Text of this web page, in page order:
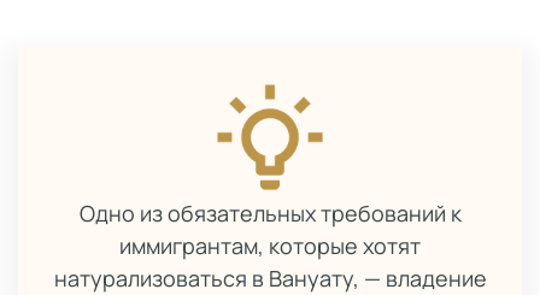
Одно из обязательных требований к
иммигрантам, которые хотят
натурализоваться в Вануату, — владение